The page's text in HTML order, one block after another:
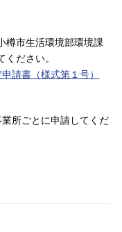
樽市生活環境部環境課
ださい。
請書（様式第１号）
所ごとに申請してくだ